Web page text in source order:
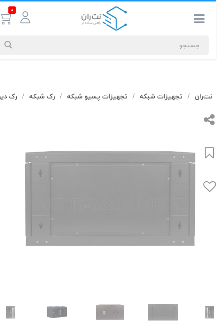
0
جستجوهای
شما
#کابل شبکه
بیشترین
جستجوهای
#کابل شبکه
نت‌ران تجهیزات شبکه تجهیزات پسیو شبکه رک شبکه رک